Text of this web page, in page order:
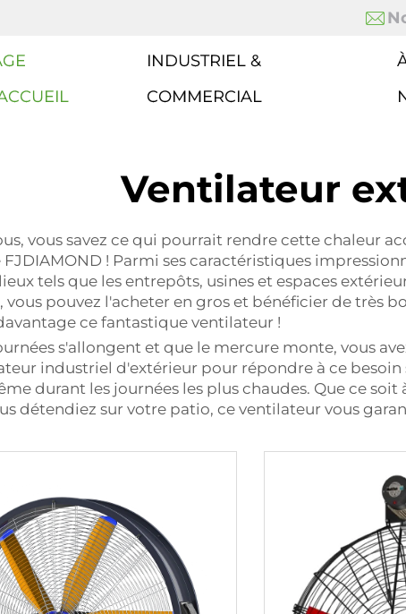
INDUSTRIEL &
COMMERCIAL
Ventilateur
vous savez ce qui pourrait rendre cette chaleur
! Parmi ses caractéristiques
tels que les entrepôts, usines et espaces
vous pouvez l'acheter en gros et bénéficier de très
ce fantastique ventilateur !
s'allongent et que le mercure monte, vous
industriel d'extérieur pour répondre à ce
durant les journées les plus chaudes. Que ce
détendiez sur votre patio, ce ventilateur vous